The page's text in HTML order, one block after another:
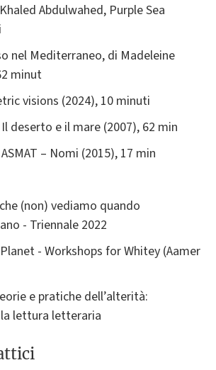
Abdulwahed, Purple Sea
nel Mediterraneo, di Madeleine
minut
visions (2024), 10 minuti
deserto e il mare (2007), 62 min
– Nomi (2015), 17 min
(non) vediamo quando
- Triennale 2022
- Workshops for Whitey (Aamer
e pratiche dell’alterità:
lettura letteraria